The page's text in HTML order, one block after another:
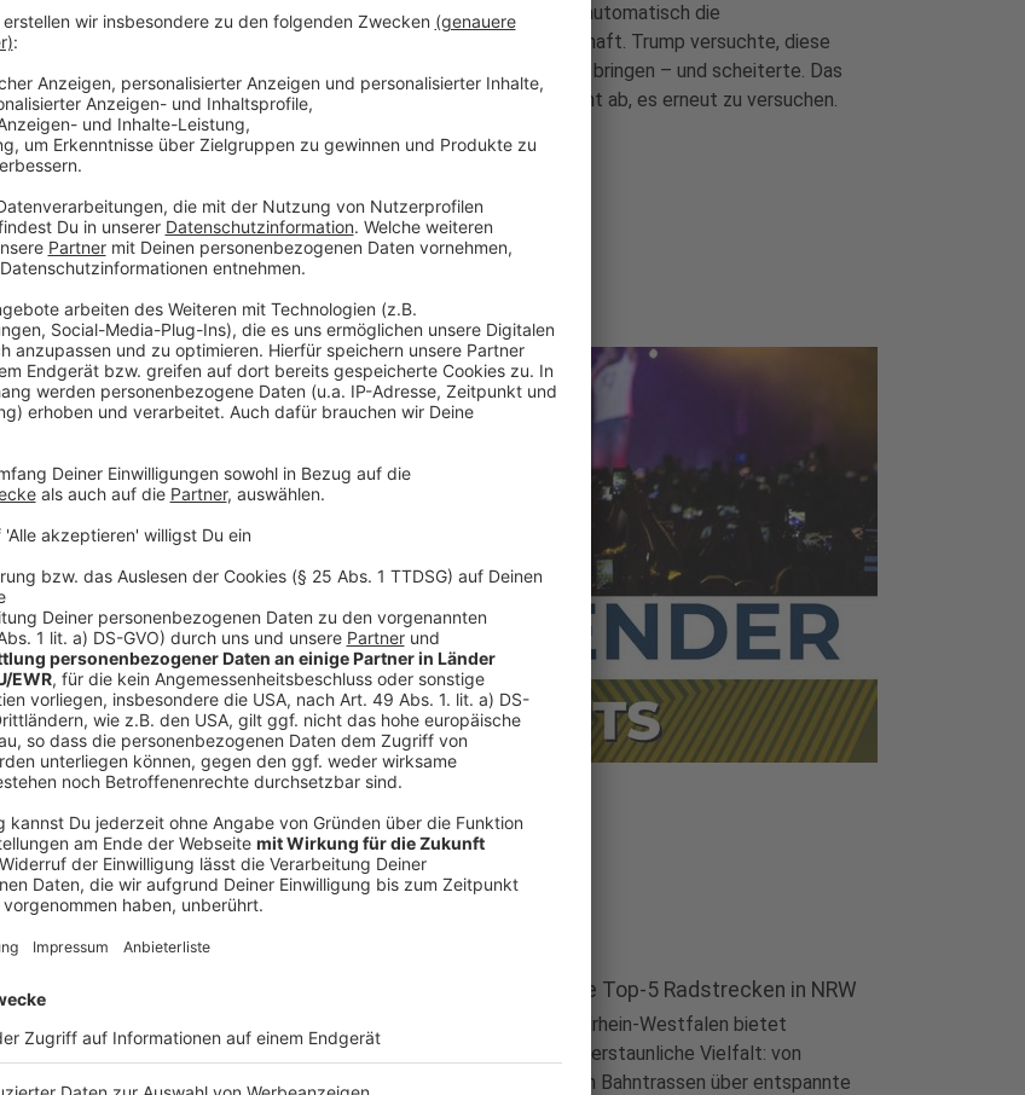
Flughafen Leipzig/Halle wurde eine
Sprengstoff-Drohne entdeckt. Nun geht's um
Konsequenzen. Ist die Infrastruktur gut genug
geschützt - oder was muss sich ändern?
wird, bekommt automatisch die
Staatsbürgerschaft. Trump versuchte, diese
Praxis zu Fall zu bringen – und scheiterte. Das
hält ihn aber nicht ab, es erneut zu versuchen.
Mehr laden
40 Jahre Roxette. 40 Jahre Songs fürs
Aktionen| Am Montagabend wurde auf dem
Unser Tipp: Die Top-5 Radstrecken in NRW
Nordrhein-Westfalen bietet
Radfahrern eine erstaunliche Vielfalt: von
aussichtsreichen Bahntrassen über entspannte